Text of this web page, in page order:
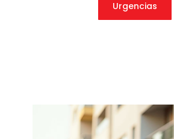
Urgencias